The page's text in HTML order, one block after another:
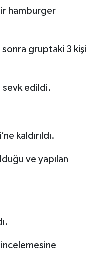
hamburger
gruptaki 3 kişi
sevk edildi.
kaldırıldı.
ve yapılan